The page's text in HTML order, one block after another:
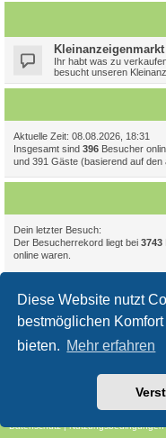
Diese Website nutzt
bestmöglichen
bieten. Mehr erfahren
Kleinanzeigenmarkt
Ihr habt was zu
besucht unseren
Aktuelle Zeit: 08.08.2026, 18:31
Insgesamt sind 396 Besucher
und 391 Gäste (basierend auf
Dein letzter Besuch:
Der Besucherrekord liegt bei 3743
online waren.
Unser neuestes Mitglied:
Deutsche Übersetzung durch
2017
Datenschutz|Nutzungsbedingungen